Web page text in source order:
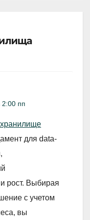
2:00 пп
для data-
рост. Выбирая
с учетом
вы